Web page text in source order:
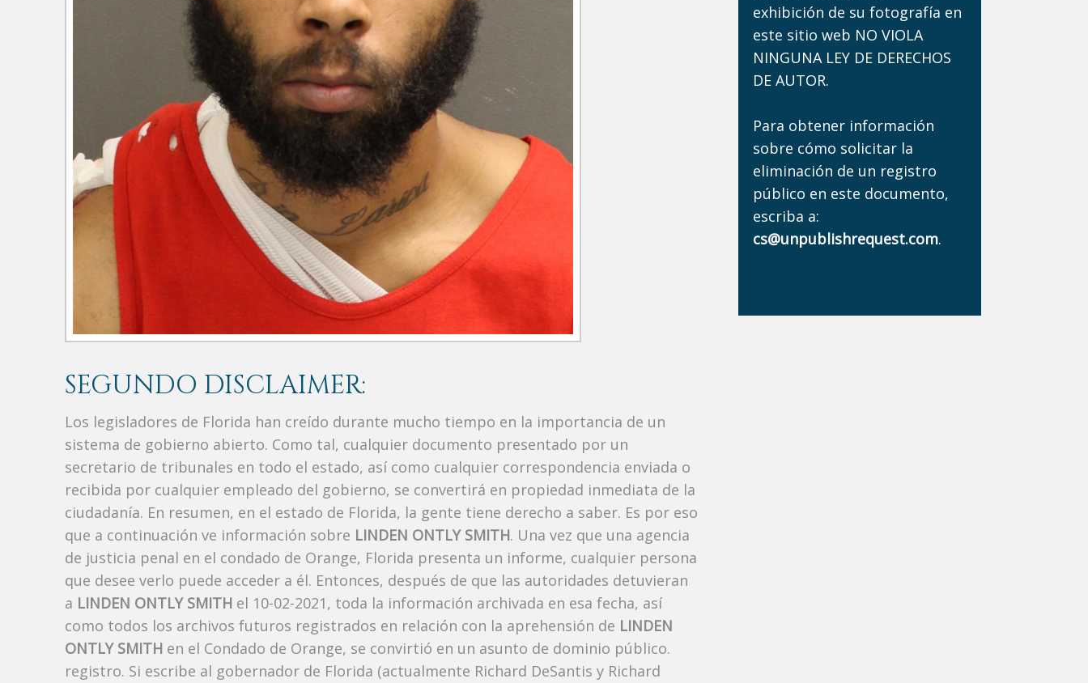
SEGUNDO DISCLAIMER:
Los legisladores de Florida han creído durante mucho tiempo en la importancia de un
sistema de gobierno abierto. Como tal, cualquier documento presentado por un
secretario de tribunales en todo el estado, así como cualquier correspondencia enviada o
recibida por cualquier empleado del gobierno, se convertirá en propiedad inmediata de la
ciudadanía. En resumen, en el estado de Florida, la gente tiene derecho a saber. Es por eso
que a continuación ve información sobre LINDEN ONTLY SMITH. Una vez que una agencia
de justicia penal en el condado de Orange, Florida presenta un informe, cualquier persona
que desee verlo puede acceder a él. Entonces, después de que las autoridades detuvieran
a LINDEN ONTLY SMITH el 10-02-2021, toda la información archivada en esa fecha, así
como todos los archivos futuros registrados en relación con la aprehensión de LINDEN
ONTLY SMITH en el Condado de Orange, se convirtió en un asunto de dominio público.
registro. Si escribe al gobernador de Florida (actualmente Richard DeSantis y Richard
exhibición de su fotografía en
este sitio web NO VIOLA
NINGUNA LEY DE DERECHOS
DE AUTOR.
Para obtener información
sobre cómo solicitar la
eliminación de un registro
público en este documento,
escriba a:
cs@unpublishrequest.com.